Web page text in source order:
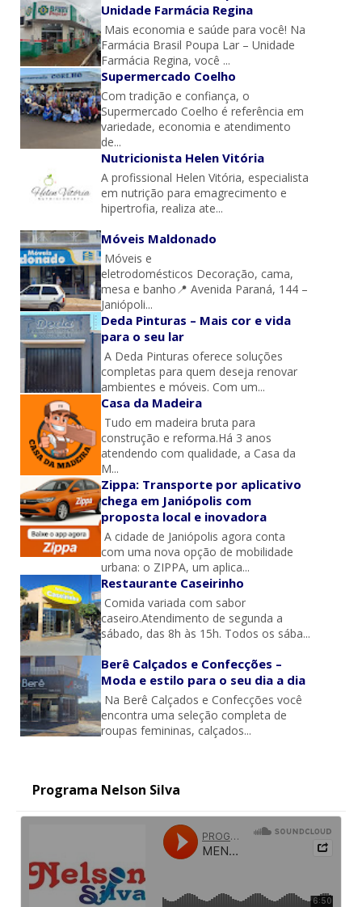
Unidade Farmácia Regina
Mais economia e saúde para você! Na
Farmácia Brasil Poupa Lar – Unidade
Farmácia Regina, você ...
Supermercado Coelho
Com tradição e confiança, o
Supermercado Coelho é referência em
variedade, economia e atendimento
de...
Nutricionista Helen Vitória
A profissional Helen Vitória, especialista
em nutrição para emagrecimento e
hipertrofia, realiza ate...
Móveis Maldonado
Móveis e
eletrodomésticos Decoração, cama,
mesa e banho📍 Avenida Paraná, 144 –
Janiópoli...
Deda Pinturas – Mais cor e vida
para o seu lar
A Deda Pinturas oferece soluções
completas para quem deseja renovar
ambientes e móveis. Com um...
Casa da Madeira
Tudo em madeira bruta para
construção e reforma.Há 3 anos
atendendo com qualidade, a Casa da
M...
Zippa: Transporte por aplicativo
chega em Janiópolis com
proposta local e inovadora
A cidade de Janiópolis agora conta
com uma nova opção de mobilidade
urbana: o ZIPPA, um aplica...
Restaurante Caseirinho
Comida variada com sabor
caseiro.Atendimento de segunda a
sábado, das 8h às 15h. Todos os sába...
Berê Calçados e Confecções –
Moda e estilo para o seu dia a dia
Na Berê Calçados e Confecções você
encontra uma seleção completa de
roupas femininas, calçados...
Programa Nelson Silva